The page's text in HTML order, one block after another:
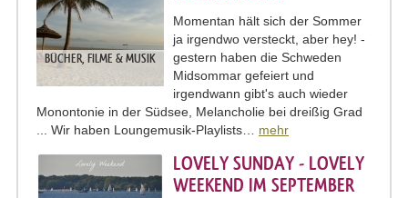
BÜCHER, FILME & MUSIK
Momentan hält sich der Sommer
ja irgendwo versteckt, aber hey! -
gestern haben die Schweden
Midsommar gefeiert und
irgendwann gibt's auch wieder
Monontonie in der Südsee, Melancholie bei dreißig Grad
... Wir haben Loungemusik-Playlists… mehr
LOVELY SUNDAY - LOVELY
WEEKEND IM SEPTEMBER